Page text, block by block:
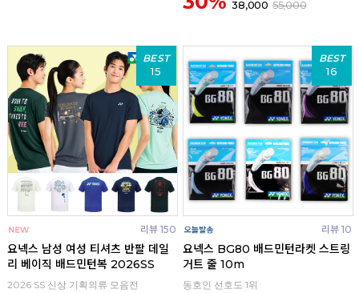
38,000 55,000
BEST
15
리뷰 150
요넥스 남성 여성 티셔츠 반팔 데일
리 베이직 배드민턴복 2026SS
2026 SS 신상 기획의류 모음전
BEST
16
리뷰 10
요넥스 BG80 배드민턴라켓 스트링
거트 줄 10m
동호인 선호도 1위